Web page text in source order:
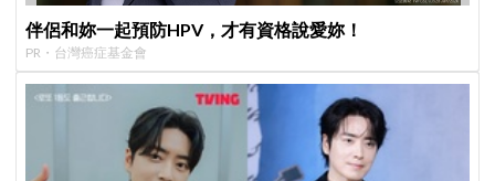
伴侶和妳一起預防HPV，才有資格說愛妳！
PR・台灣癌症基金會